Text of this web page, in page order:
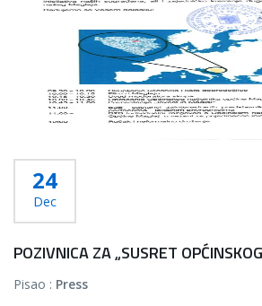
24
Dec
POZIVNICA ZA „SUSRET
Pisao : Press